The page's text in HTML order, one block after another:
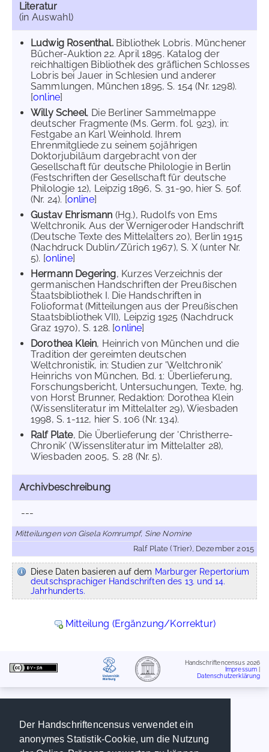
Der Handschriftencensus verwendet ein
anonymes Statistik-Cookie, um die Nutzung
Literatur
(in Auswahl)
Ludwig Rosenthal.Bibliothek Lobris. Münchener
Bücher-Auktion 22. April 1895. Katalog der
reichhaltigen Bibliothek des gräflichen Schlosses
Lobris bei Jauer in Schlesien und anderer
Sammlungen, München 1895, S. 154 (Nr. 1298).
[online]
Willy Scheel, Die Berliner Sammelmappe
deutscher Fragmente (Ms. Germ. fol. 923), in:
Festgabe an Karl Weinhold. Ihrem
Ehrenmitgliede zu seinem 50jährigen
Doktorjubiläum dargebracht von der
Gesellschaft für deutsche Philologie in Berlin
(Festschriften der Gesellschaft für deutsche
Philologie 12), Leipzig 1896, S. 31-90, hier S. 50f.
(Nr. 24). [online]
Gustav Ehrismann (Hg.), Rudolfs von Ems
Weltchronik. Aus der Wernigeroder Handschrift
(Deutsche Texte des Mittelalters 20), Berlin 1915
(Nachdruck Dublin/Zürich 1967), S. X (unter Nr.
5). [online]
Hermann Degering, Kurzes Verzeichnis der
germanischen Handschriften der Preußischen
Staatsbibliothek I. Die Handschriften in
Folioformat (Mitteilungen aus der Preußischen
Staatsbibliothek VII), Leipzig 1925 (Nachdruck
Graz 1970), S. 128. [online]
Dorothea Klein, Heinrich von München und die
Tradition der gereimten deutschen
Weltchronistik, in: Studien zur 'Weltchronik'
Heinrichs von München, Bd. 1: Überlieferung,
Forschungsbericht, Untersuchungen, Texte, hg.
von Horst Brunner, Redaktion: Dorothea Klein
(Wissensliteratur im Mittelalter 29), Wiesbaden
1998, S. 1-112, hier S. 106 (Nr. 134).
Ralf Plate, Die Überlieferung der 'Christherre-
Chronik' (Wissensliteratur im Mittelalter 28),
Wiesbaden 2005, S. 28 (Nr. 5).
Archivbeschreibung
---
Mitteilungen von Gisela Kornrumpf, Sine Nomine
Ralf Plate (Trier), Dezember 2015
Diese Daten basieren auf dem Marburger Repertorium
deutschsprachiger Handschriften des 13. und 14.
Jahrhunderts.
Mitteilung (Ergänzung/Korrektur)
Handschriftencensus 2026
Impressum
Datenschutzerklärung